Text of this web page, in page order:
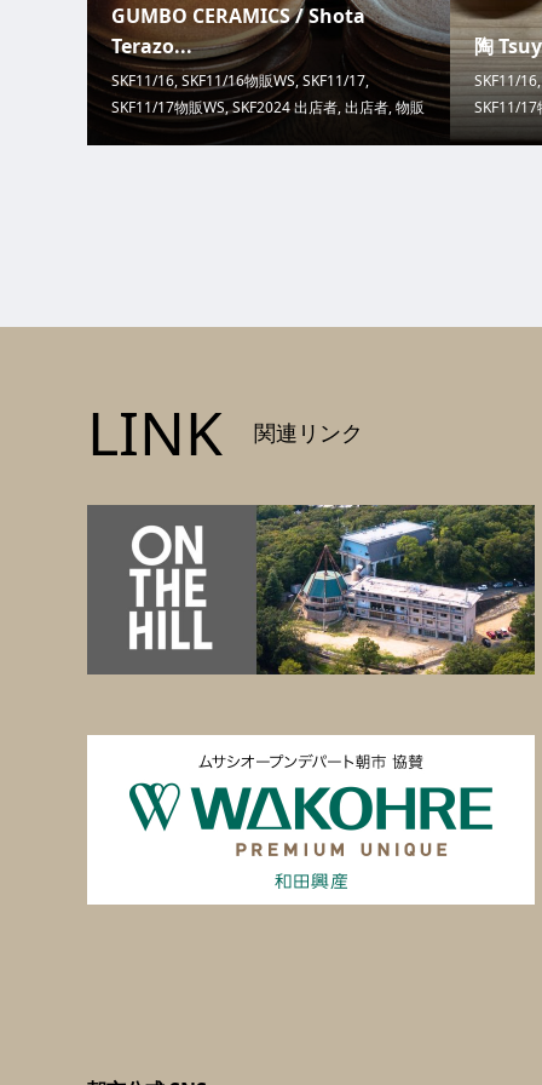
GUMBO CERAMICS / Shota
Terazo...
SKF11/16,SKF11/16物販WS,SKF11/17,
SKF11/17物販WS,SKF2024 出店者,出店者,物販
陶
SKF11/16
SKF11/17
LINK 関連リンク